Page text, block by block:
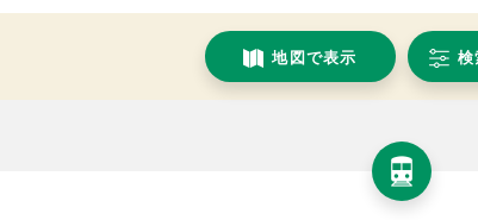
地図で表示